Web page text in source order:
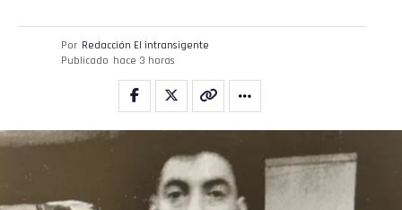
Por Redacción El intransigente
Publicado hace 3 horas